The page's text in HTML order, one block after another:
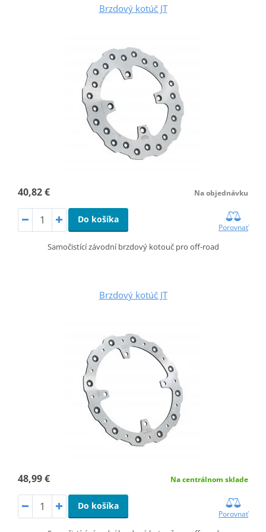
Brzdový kotúč JT
40,82 € Na objednávku
Do košíka
Porovnať
Samočistící závodní brzdový kotouč pro off-road
Brzdový kotúč JT
48,99 € Na centrálnom sklade
Do košíka
Porovnať